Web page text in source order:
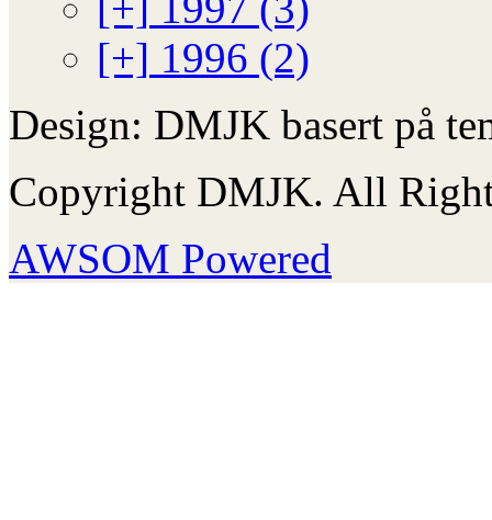
[+] 1996 (2)
Design: DMJK basert på
Copyright DMJK. All
AWSOM Powered